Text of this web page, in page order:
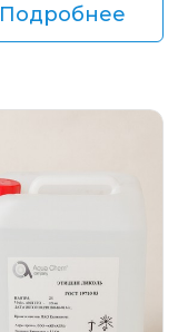
Подробнее